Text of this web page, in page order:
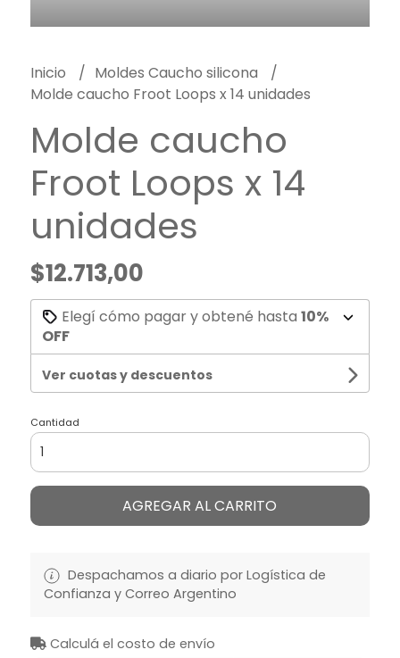
Inicio
Moldes Caucho silicona
Molde caucho Froot Loops x 14 unidades
Molde caucho
Froot Loops x 14
unidades
$12.713,00
Elegí cómo pagar y obtené hasta 10%
OFF
Ver cuotas y descuentos
Cantidad
AGREGAR AL CARRITO
Despachamos a diario por Logística de
Confianza y Correo Argentino
Calculá el costo de envío